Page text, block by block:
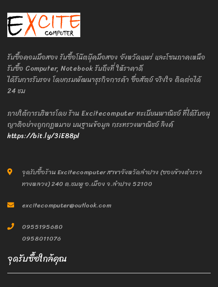
รับซื้อคอมมือสอง รับซื้อโน๊ตบุ๊คมือสอง จังหวัดแพร่ และโซนภาคเหนือ
รับซื้อ Computer, Notebook รับถึงที่ ให้ราคาดี
ได้รับการรับรอง โดยกรมพัฒนาธุรกิจการค้า ซื่อสัตย์ จริงใจ ติดต่อได้
24 ชม
ภายใต้การบริหารโดย ร้าน Excitecomputer ทะเบียนพาณิชย์ ที่ได้รับอนุ
ญาติอย่างถูกกฎหมาย บนฐานข้อมูล กระทรวงพาณิชย์ ลิงค์
https://bit.ly/3iE88pl
จุดรับซื้อร้าน Excitecomputer สาขาจังหวัดลำปาง (ซอยข้างตำรวจ
ทางหลวง) 240 ต.ชมพู อ.เมือง จ.ลำปาง 52100
excitecomputer@outlook.com
0955195680
0958011076
จุดรับซื้อใกล้คุณ